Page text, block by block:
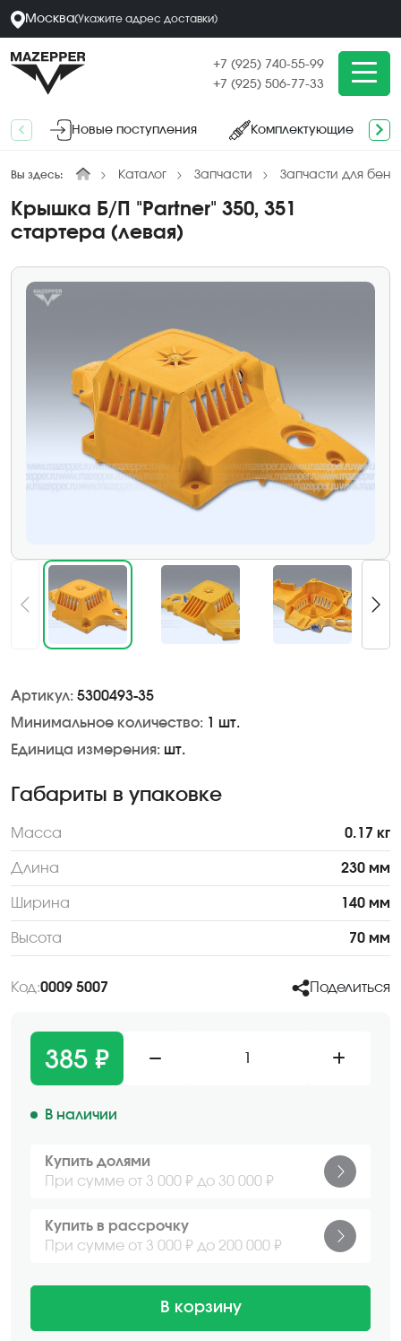
Москва(Укажите адрес доставки)
+7 (925) 740-55-99
+7 (925) 506-77-33
Новые поступления Комплектующие
Вы здесь: Каталог Запчасти Запчасти для
Крышка Б/П "Partner" 350, 351
стартера (левая)
Артикул: 5300493-35
Минимальное количество: 1 шт.
Единица измерения: шт.
Габариты в упаковке
Масса 0.17 кг
Длина 230 мм
Ширина 140 мм
Высота 70 мм
Код:0009 5007 Поделиться
385 ₽
В наличии
Купить долями
При сумме от 3 000 ₽ до 30 000 ₽
Купить в рассрочку
При сумме от 3 000 ₽ до 200 000 ₽
В корзину